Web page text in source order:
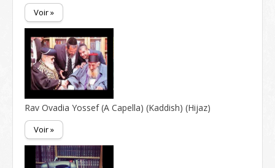
Voir »
Rav Ovadia Yossef (A Capella) (Kaddish) (Hijaz)
Voir »